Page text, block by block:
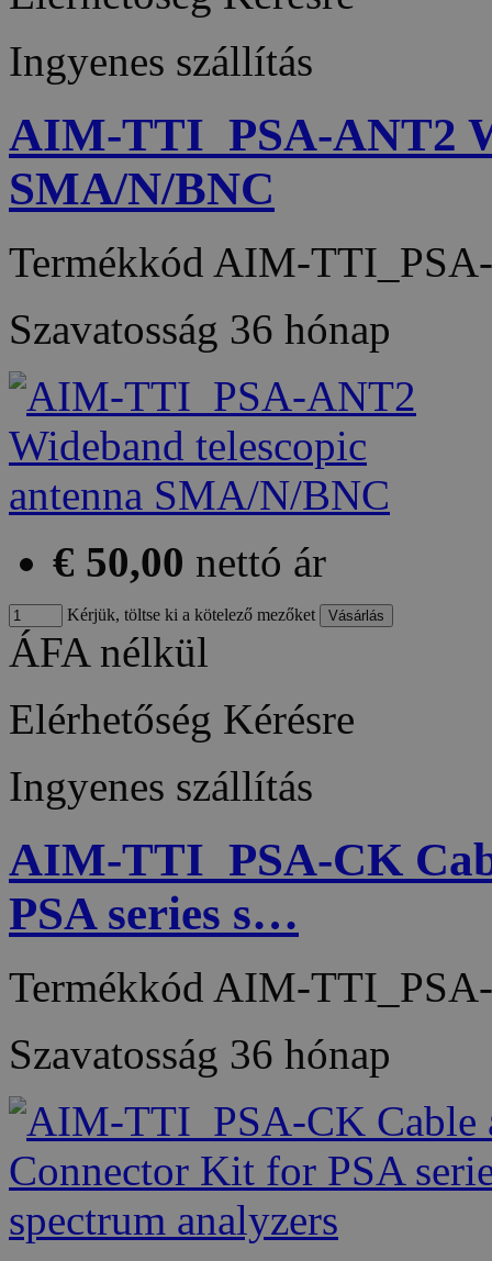
Ingyenes szállítás
AIM-TTI_PSA-ANT2
SMA/N/BNC
Termékkód AIM-
Szavatosság 36 hónap
€ 50,00 nettó ár
Kérjük, töltse ki a kötelező mezőket
ÁFA nélkül
Elérhetőség Kérésre
Ingyenes szállítás
AIM-TTI_PSA-CK
PSA series s…
Termékkód AIM-
Szavatosság 36 hónap